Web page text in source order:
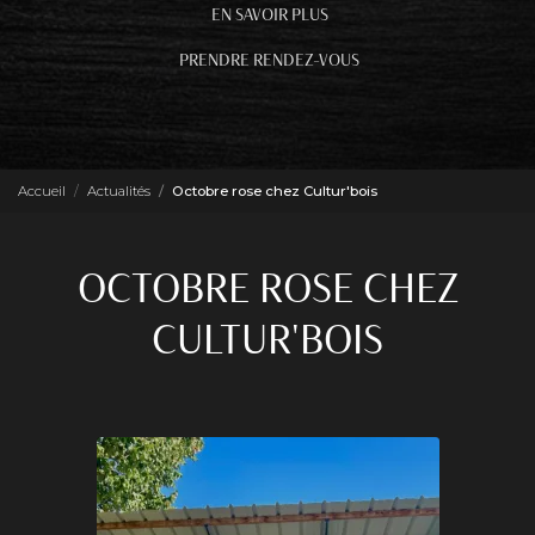
EN SAVOIR PLUS
PRENDRE RENDEZ-VOUS
Accueil Actualités Octobre rose chez Cultur'bois
OCTOBRE ROSE CHEZ
CULTUR'BOIS